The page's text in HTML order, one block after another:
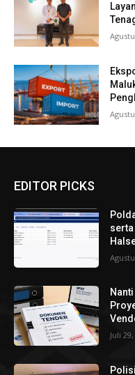
EDITOR PICKS
serta
Juli